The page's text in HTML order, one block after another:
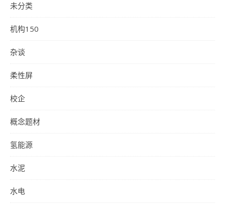
未分类
机构150
杂谈
柔性屏
校企
概念题材
氢能源
水泥
水电